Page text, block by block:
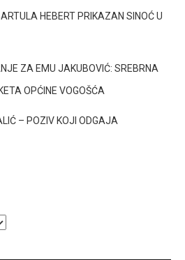
HEBERT PRIKAZAN SINOĆ U
ZA EMU JAKUBOVIĆ: SREBRNA
OPĆINE VOGOŠĆA
– POZIV KOJI ODGAJA